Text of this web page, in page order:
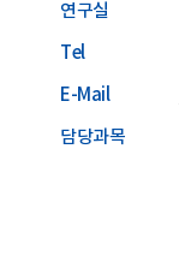
연구실
Tel
E-Mail
담당과목